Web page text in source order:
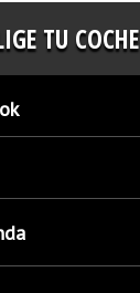
TU COCHE